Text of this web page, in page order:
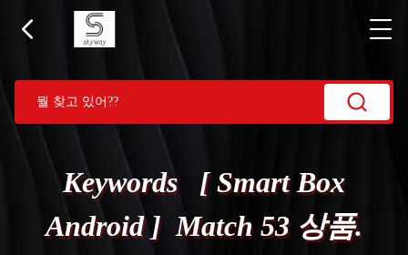
Keywords [ Smart Box
Android ] Match 53 상품.